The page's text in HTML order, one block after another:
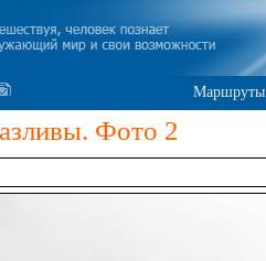
Маршруты
Фото 2